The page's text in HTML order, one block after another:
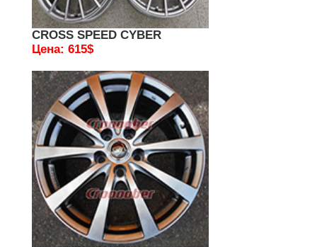
CROSS SPEED CYBER
Цена: 615$